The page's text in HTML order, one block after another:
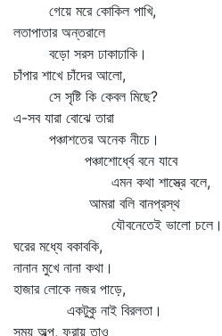
গেয়ে মরে কোকিল পাখি,
লতাপাতার অন্তরালে
বড়ো সরস ঢাকাঢাকি।
চাঁপার শাখে চাঁদের আলো,
সে সৃষ্টি কি কেবল মিছে?
এ-সব যারা বোঝে তারা
পঞ্চাশতের অনেক নীচে।
পঞ্চাশোর্ধ্বে বনে যাবে
এমন কথা শাস্ত্রে বলে,
আমরা বলি বানপ্রস্থ
যৌবনেতেই ভালো চলে।
ঘরের মধ্যে বকাবকি,
নানান মুখে নানা কথা।
হাজার লোকে নজর পাড়ে,
একটুকু নাই বিরলতা।
সময় অল্প, ফুরায় তাও